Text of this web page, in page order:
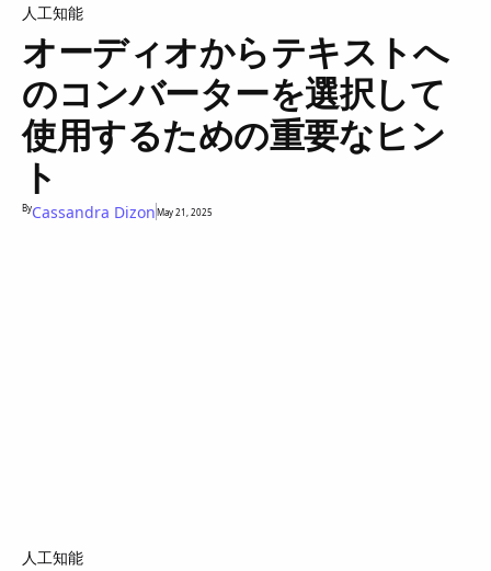
人工知能
オーディオからテキストへ
のコンバーターを選択して
使用するための重要なヒン
ト
ByCassandra DizonMay 21, 2025
人工知能